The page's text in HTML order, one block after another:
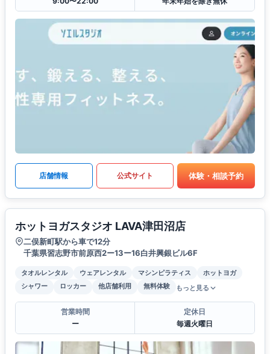
店舗情報 公式サイト 体験・相談予約
ホットヨガスタジオ LAVA津田沼店
二俣新町駅から車で12分
千葉県習志野市前原西2ー13ー16白井興銀ビル6F
タオルレンタル ウェアレンタル マシンピラティス
ホットヨガ
シャワー
ロッカー 他店舗利用 無料体験 もっと見る
営業時間
ー
定休日
毎週火曜日